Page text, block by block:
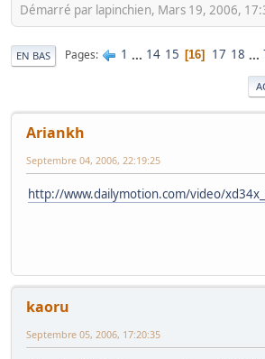
Démarré par lapinchien, Mars 19, 2006,
EN BAS Pages 1 ... 14 15 16 17 18 ...
Ariankh
Septembre 04, 2006, 22:19:25
http://www.dailymotion.com/video/
kaoru
Septembre 05, 2006, 17:20:35